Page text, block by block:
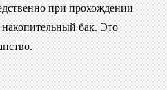
при прохождении
накопительный бак. Это